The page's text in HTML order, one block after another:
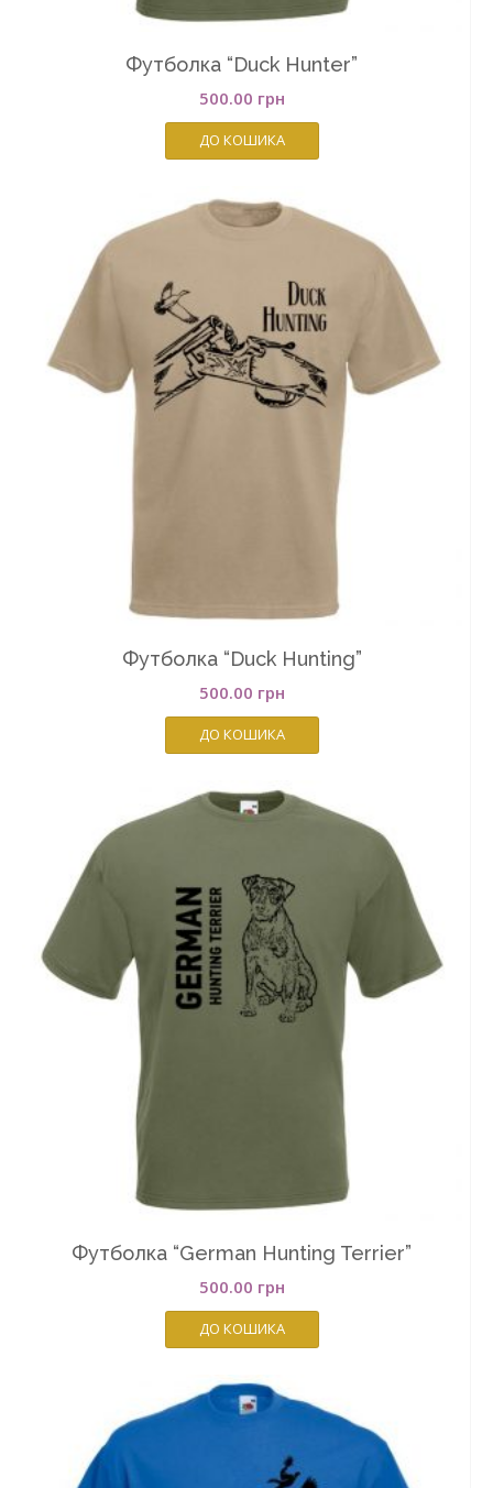
Футболка “Duck Hunter”
500.00 грн
ДО КОШИКА
Футболка “Duck Hunting”
500.00 грн
ДО КОШИКА
Футболка “German Hunting Terrier”
500.00 грн
ДО КОШИКА